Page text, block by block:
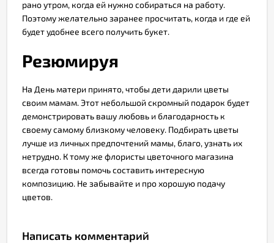
рано утром, когда ей нужно собираться на работу.
Поэтому желательно заранее просчитать, когда и где ей
будет удобнее всего получить букет.
Резюмируя
На День матери принято, чтобы дети дарили цветы
своим мамам. Этот небольшой скромный подарок будет
демонстрировать вашу любовь и благодарность к
своему самому близкому человеку. Подбирать цветы
лучше из личных предпочтений мамы, благо, узнать их
нетрудно. К тому же флористы цветочного магазина
всегда готовы помочь составить интересную
композицию. Не забывайте и про хорошую подачу
цветов.
Написать комментарий